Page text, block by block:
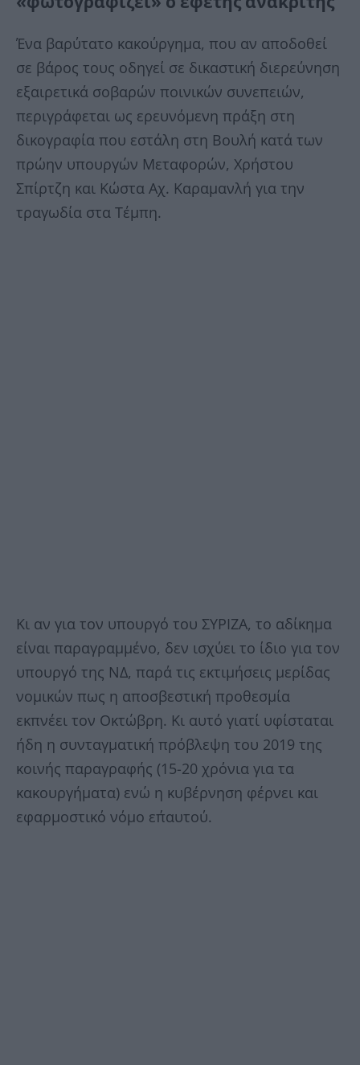
Ένα βαρύτατο κακούργημα, που αν αποδοθεί
σε βάρος τους οδηγεί σε δικαστική διερεύνηση
εξαιρετικά σοβαρών ποινικών συνεπειών,
περιγράφεται ως ερευνόμενη πράξη στη
δικογραφία που εστάλη στη Βουλή κατά των
πρώην υπουργών Μεταφορών, Χρήστου
Σπίρτζη και Κώστα Αχ. Καραμανλή για την
τραγωδία στα Τέμπη.
Κι αν για τον υπουργό του ΣΥΡΙΖΑ, το αδίκημα
είναι παραγραμμένο, δεν ισχύει το ίδιο για τον
υπουργό της ΝΔ, παρά τις εκτιμήσεις μερίδας
νομικών πως η αποσβεστική προθεσμία
εκπνέει τον Οκτώβρη. Κι αυτό γιατί υφίσταται
ήδη η συνταγματική πρόβλεψη του 2019 της
κοινής παραγραφής (15-20 χρόνια για τα
κακουργήματα) ενώ η κυβέρνηση φέρνει και
εφαρμοστικό νόμο επ΄αυτού.